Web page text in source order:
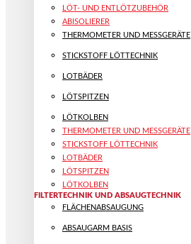
LÖT- UND ENTLÖTZUBEHÖR
ABISOLIERER
THERMOMETER UND MESSGERÄTE
STICKSTOFF LÖTTECHNIK
LOTBÄDER
LÖTSPITZEN
LÖTKOLBEN
THERMOMETER UND MESSGERÄTE
STICKSTOFF LÖTTECHNIK
LOTBÄDER
LÖTSPITZEN
LÖTKOLBEN
FILTERTECHNIK UND ABSAUGTECHNIK
FLÄCHENABSAUGUNG
ABSAUGARM BASIS